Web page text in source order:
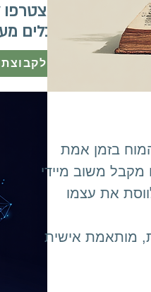
וכלים
בזמן אמת
מקבל משוב מיידי
את עצמו
מותאמת אישית